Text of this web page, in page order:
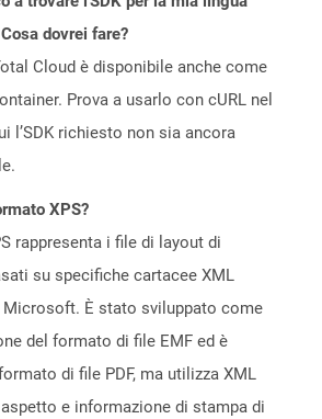
dovrei fare?
Cloud è disponibile anche come
Prova a usarlo con cURL nel
l’SDK richiesto non sia ancora
XPS?
rappresenta i file di layout di
su specifiche cartacee XML
Microsoft. È stato sviluppato come
del formato di file EMF ed è
di file PDF, ma utilizza XML
e informazione di stampa di